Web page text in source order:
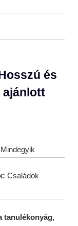
és
ajánlott
Mindegyik
Családok
tanulékonyág,